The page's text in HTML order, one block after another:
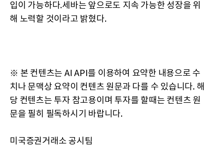
입이 가능하다.세바는 앞으로도 지속 가능한 성장을 위
해 노력할 것이라고 밝혔다.
※ 본 컨텐츠는 AI API를 이용하여 요약한 내용으로 수
치나 문맥상 요약이 컨텐츠 원문과 다를 수 있습니다. 해
당 컨텐츠는 투자 참고용이며 투자를 할때는 컨텐츠 원
문을 필히 필독하시기 바랍니다.
미국증권거래소 공시팀